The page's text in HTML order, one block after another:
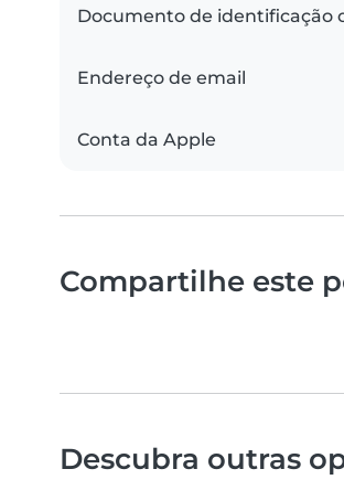
Documento de identificação
Endereço de email
Conta da Apple
Compartilhe este
Descubra outras